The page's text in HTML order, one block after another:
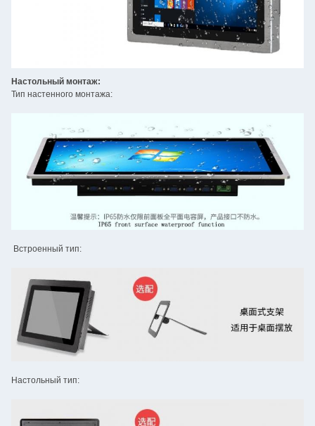
Настольный монтаж:
Тип настенного монтажа:
Встроенный тип:
Настольный тип: